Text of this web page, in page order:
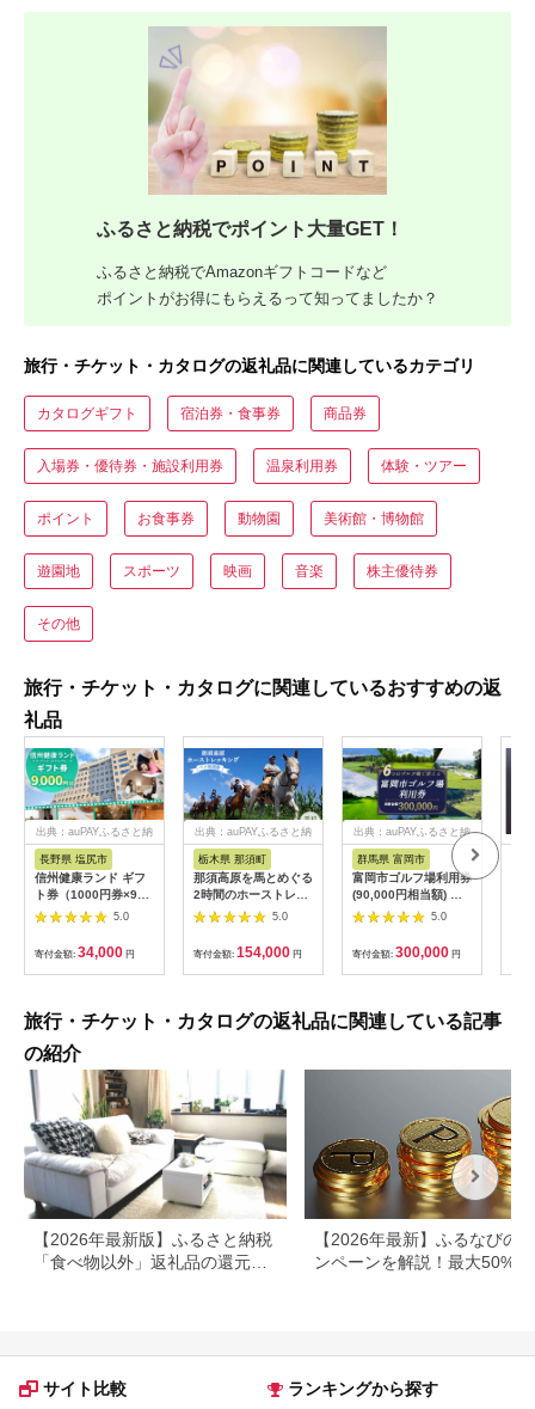
ふるさと納税でポイント大量GET！
ふるさと納税でAmazonギフトコードなど
ポイントがお得にもらえるって知ってましたか？
旅行・チケット・カタログの返礼品に関連しているカテゴリ
カタログギフト 宿泊券・食事券 商品券
入場券・優待券・施設利用券 温泉利用券 体験・ツアー
ポイント お食事券 動物園 美術館・博物館
遊園地 スポーツ 映画 音楽 株主優待券
その他
旅行・チケット・カタログに関連しているおすすめの返
礼品
出典：auPAYふるさと納
長野県 塩尻市
信州健康ランド ギフ
ト券（1000円券×9
枚） | 信州健康ランド
サウナ 大浴場 ボディ
ケア リラクゼーショ
ン 施設 宿泊 家族連れ
長野県 塩尻市
5.0
寄付金額: 34,000 円
出典：auPAYふるさと納
栃木県 那須町
那須高原を馬とめぐる
2時間のホーストレッ
キング 外乗ペア利用
券【平日限定】チケッ
ト 利用券 ペア 体験
乗馬 初心者歓迎〔P-
100〕
5.0
寄付金額: 154,000 円
出典：auPAYふるさと納
群馬県 富岡市
富岡市ゴルフ場利用券
(90,000円相当額) ゴ
ルフ チケット 平日 土
日 祝日 プレー券 関東
群馬県 首都圏 F20E-
350
5.0
寄付金額: 300,000 円
旅行・チケット・カタログの返礼品に関連している記事
の紹介
【2026年最新版】ふるさと納税
「食べ物以外」返礼品の還元率
【2026年最新】ふるなびの
ンペーンを解説！最大50%還
サイト比較 ランキングから探す